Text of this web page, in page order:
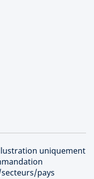
uniquement
pays